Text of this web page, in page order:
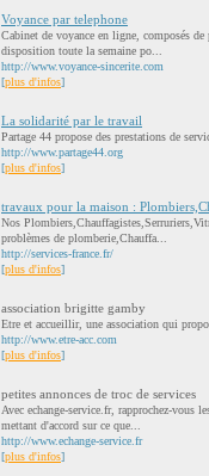
Voyance par telephone
Cabinet de voyance en ligne, composés
disposition toute la semaine po...
http://www.voyance-sincerite.com
[plus d'infos]
La solidarité par le travail
Partage 44 propose des prestations de
http://www.partage44.org
[plus d'infos]
travaux pour la maison :
Nos
problèmes de plomberie,Chauffa...
http://services-france.fr/
[plus d'infos]
association brigitte gamby
Etre et accueillir, une association qui
http://www.etre-acc.com
[plus d'infos]
petites annonces de troc de services
Avec echange-service.fr, rapprochez-vous
mettant d'accord sur ce que...
http://www.echange-service.fr
[plus d'infos]